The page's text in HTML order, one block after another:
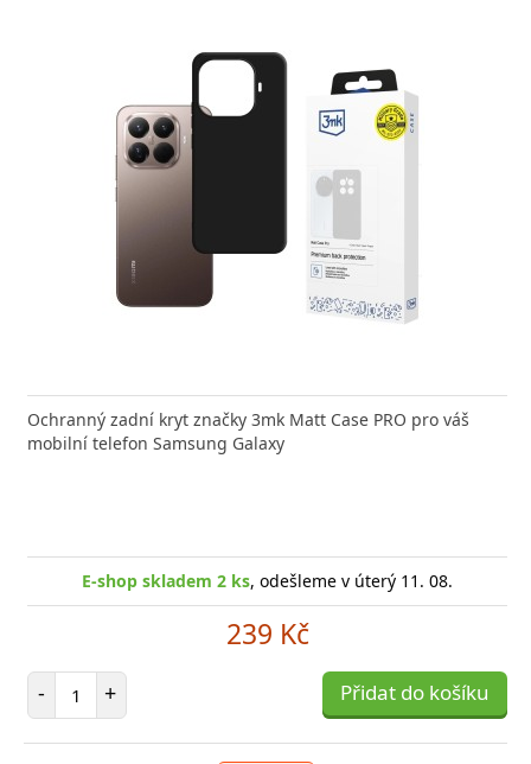
Ochranný zadní kryt značky 3mk Matt Case PRO pro váš
mobilní telefon Samsung Galaxy
E-shop skladem 2 ks, odešleme v úterý 11. 08.
239 Kč
- Počet položek
+ Přidat do košíku